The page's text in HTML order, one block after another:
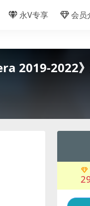
永V专享 会员
2019-2022